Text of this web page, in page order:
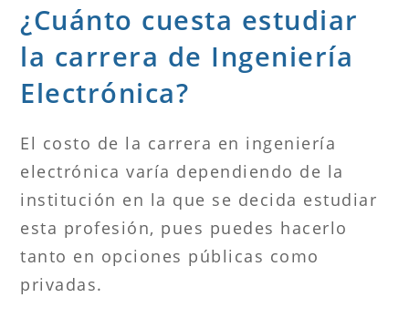
¿Cuánto cuesta estudiar
la carrera de Ingeniería
Electrónica?
El costo de la carrera en ingeniería
electrónica varía dependiendo de la
institución en la que se decida estudiar
esta profesión, pues puedes hacerlo
tanto en opciones públicas como
privadas.